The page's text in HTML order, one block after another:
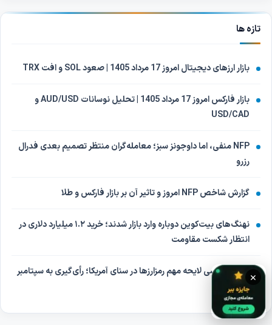
تازه ها
بازار ارزهای دیجیتال امروز 17 مرداد 1405 | صعود SOL و افت TRX
بازار فارکس امروز 17 مرداد 1405 | تحلیل نوسانات AUD/USD و
USD/CAD
NFP منفی، اما داوجونز سبز؛ معامله‌گران منتظر تصمیم بعدی فدرال
رزرو
گزارش شاخص NFP امروز و تاثیر آن بر بازار فارکس و طلا
نهنگ‌های بیت‌کوین دوباره وارد بازار شدند؛ خرید ۱.۲ میلیارد دلاری در
انتظار شکست مقاومت
تعویق بررسی لایحه مهم رمزارزها در سنای آمریکا؛ رأی‌گیری به سپتامبر
موکول شد
×